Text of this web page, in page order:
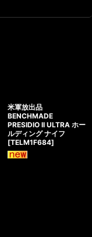
米軍放出品
BENCHMADE
PRESIDIO II ULTRA ホー
ルディング ナイフ
[TELM1F684]